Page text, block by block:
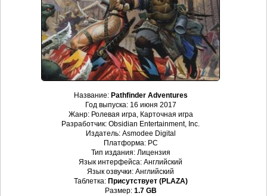
Название: Pathfinder Adventures
Год выпуска: 16 июня 2017
Жанр: Ролевая игра, Карточная игра
Разработчик: Obsidian Entertainment, Inc.
Издатель: Asmodee Digital
Платформа: PC
Тип издания: Лицензия
Язык интерфейса: Английский
Язык озвучки: Английский
Таблетка: Присутствует (PLAZA)
Размер: 1.7 GB